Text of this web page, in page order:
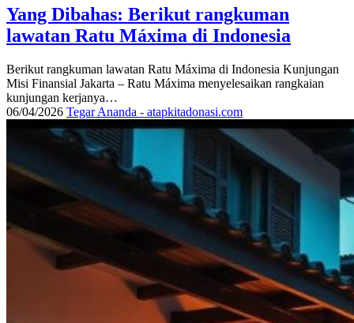
Yang Dibahas: Berikut rangkuman
lawatan Ratu Máxima di Indonesia
Berikut rangkuman lawatan Ratu Máxima di Indonesia Kunjungan
Misi Finansial Jakarta – Ratu Máxima menyelesaikan rangkaian
kunjungan kerjanya…
06/04/2026 Tegar Ananda - atapkitadonasi.com